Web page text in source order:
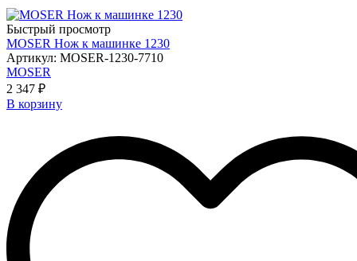
Быстрый просмотр
MOSER Нож к машинке 1230
Артикул: MOSER-1230-7710
MOSER
2 347 ₽
В корзину